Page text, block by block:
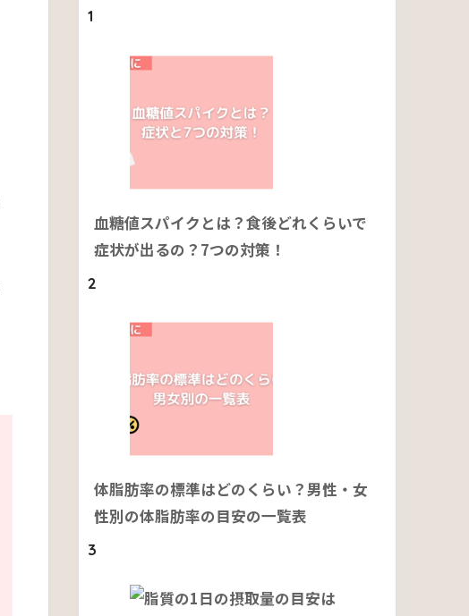
1
血糖値スパイクとは？食後どれくらいで
症状が出るの？7つの対策！
2
体脂肪率の標準はどのくらい？男性・女
性別の体脂肪率の目安の一覧表
3